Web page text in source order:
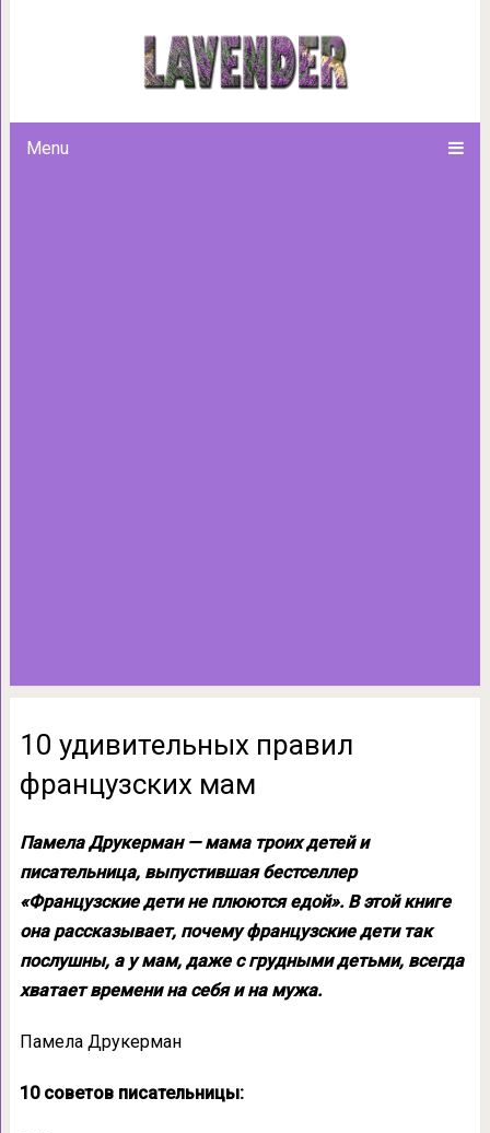
Menu
10 удивительных
10 удивительных правил
французских мам
Памела Друкерман — мама троих детей и
писательница, выпустившая бестселлер
«Французские дети не плюются едой». В этой книге
она рассказывает, почему французские дети так
послушны, а у мам, даже с грудными детьми, всегда
хватает времени на себя и на мужа.
Памела Друкерман
10 советов писательницы: